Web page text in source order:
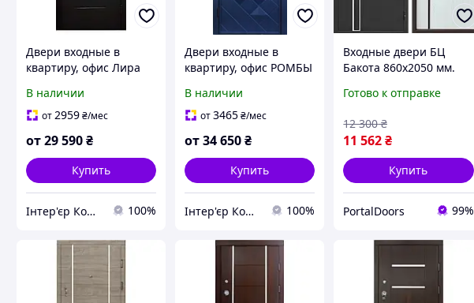
Двери входные в
квартиру, офис Лира
В наличии
от2959₴/мес
от29 590₴
Купить
Інтер'єр Комплекс 100%
Двери входные в
квартиру, офис РОМБЫ
В наличии
от3465₴/мес
от34 650₴
Купить
Інтер'єр Комплекс 100%
Входные двери БЦ
Бакота 860x2050 мм.
двери на улицу и
Готово к отправке
11 562₴
12 300 ₴
Купить
PortalDoors 99%